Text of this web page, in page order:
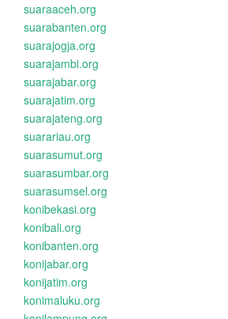
suaraaceh.org
suarabanten.org
suarajogja.org
suarajambi.org
suarajabar.org
suarajatim.org
suarajateng.org
suarariau.org
suarasumut.org
suarasumbar.org
suarasumsel.org
konibekasi.org
konibali.org
konibanten.org
konijabar.org
konijatim.org
konimaluku.org